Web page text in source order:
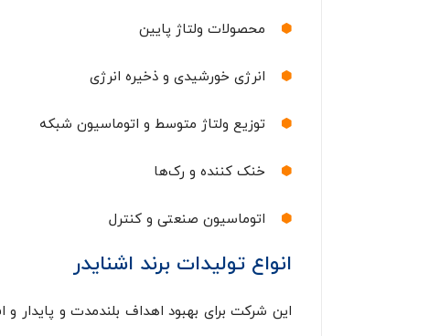
محصولات ولتاژ پایین
انرژی خورشیدی و ذخیره انرژی
توزیع ولتاژ متوسط و اتوماسیون شبکه
خنک کننده و رک‌ها
اتوماسیون صنعتی و کنترل
انواع تولیدات برند اشنایدر
این شرکت برای بهبود اهداف بلندمدت و